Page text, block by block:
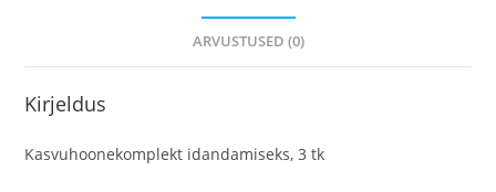
ARVUSTUSED (0)
Kirjeldus
Kasvuhoonekomplekt idandamiseks, 3 tk